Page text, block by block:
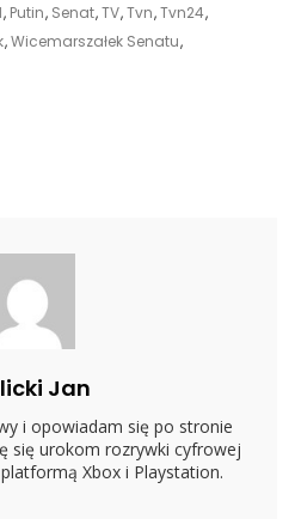
Mnie
Fakt,
, Putin, Senat,TV,Tvn,Tvn24,
,Wicemarszałek Senatu,
Jan
i opowiadam się po stronie
się urokom rozrywki cyfrowej
Xbox i Playstation.